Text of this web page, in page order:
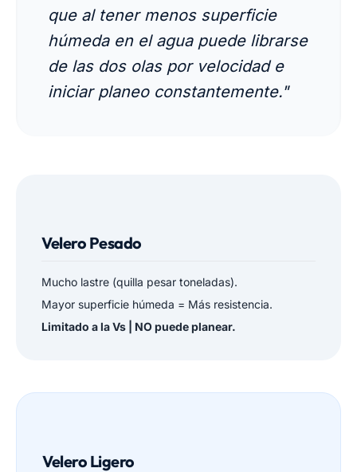
que al tener menos superficie
húmeda en el agua puede librarse
de las dos olas por velocidad e
iniciar planeo constantemente."
Velero Pesado
Mucho lastre (quilla pesar toneladas).
Mayor superficie húmeda = Más resistencia.
Limitado a la Vs | NO puede planear.
Velero Ligero